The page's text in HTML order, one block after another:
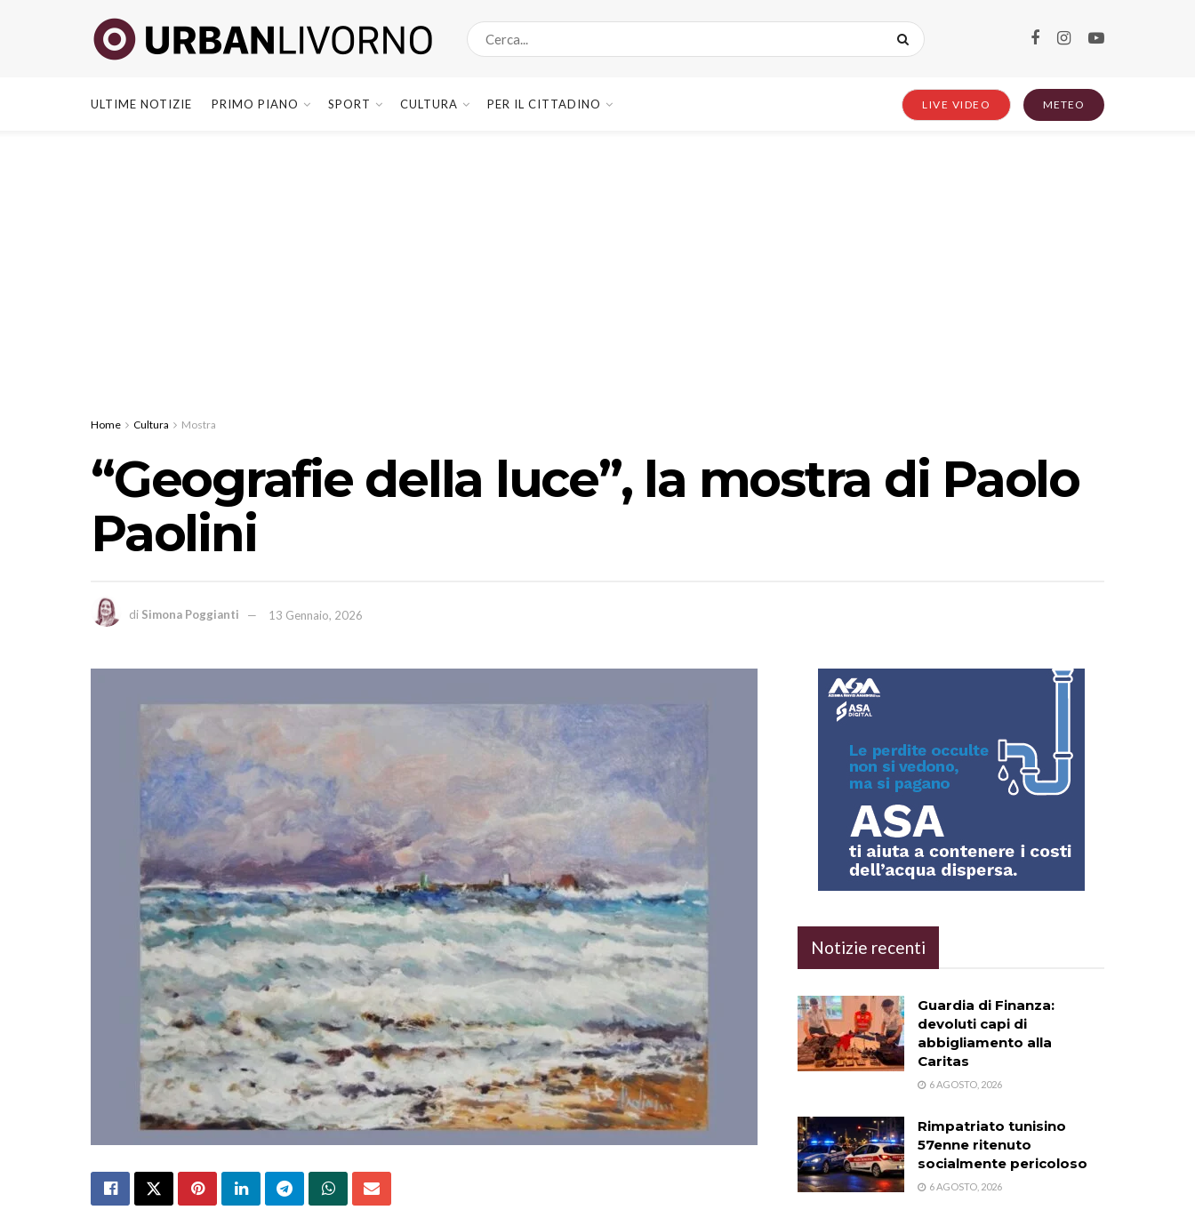
ULTIME NOTIZIE PRIMO PIANO SPORT CULTURA PER IL CITTADINO LIVE VIDEO METEO
Home Cultura Mostra
“Geografie della luce”, la mostra di Paolo
Paolini
di Simona Poggianti 13 Gennaio, 2026
Notizie recenti
Guardia di Finanza:
devoluti capi di
abbigliamento alla
Caritas
6 AGOSTO, 2026
Rimpatriato tunisino
57enne ritenuto
socialmente pericoloso
6 AGOSTO, 2026